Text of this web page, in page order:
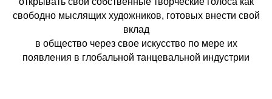
свободно мыслящих художников, готовых внести свой
вклад
в общество через свое искусство по мере их
появления в глобальной танцевальной индустрии